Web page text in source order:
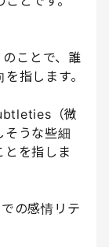
ことで、誰
指します。
（微
そうな些細
とを指しま
の感情リテ